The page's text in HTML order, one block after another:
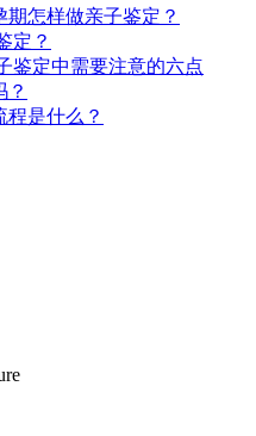
怎样做亲子鉴定？
定？
鉴定中需要注意的六点
？
是什么？